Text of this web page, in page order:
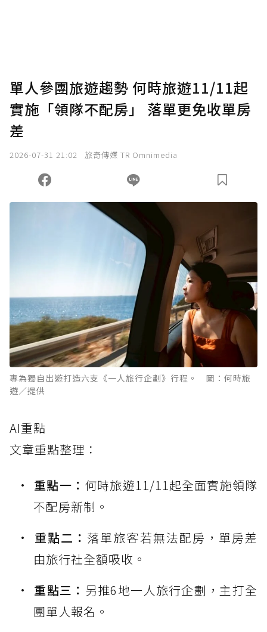
確認送出
您當前剩餘 U 利點數：0點；前往 購買點數
單人參團旅遊趨勢 何時旅遊11/11起
實施「領隊不配房」 落單更免收單房
差
2026-07-31 21:02 旅奇傳媒 TR Omnimedia
專為獨自出遊打造六支《一人旅行企劃》行程。 圖：何時旅
遊／提供
AI重點
文章重點整理：
重點一： 何時旅遊11/11起全面實施領隊
不配房新制。
重點二： 落單旅客若無法配房，單房差
由旅行社全額吸收。
重點三： 另推6地一人旅行企劃，主打全
團單人報名。